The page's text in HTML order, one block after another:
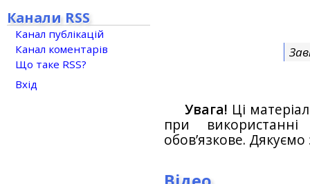
Увага! Ці
при
обов’язкове.
Канали RSS
Канал публікацій
Канал коментарів
Що таке RSS?
Вхід